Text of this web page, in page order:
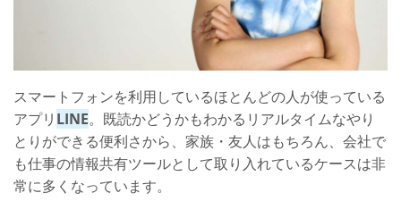
スマートフォンを利用しているほとんどの人が使っている
アプリ LINE。既読かどうかもわかるリアルタイムなやり
とりができる便利さから、家族・友人はもちろん、会社で
も仕事の情報共有ツールとして取り入れているケースは非
常に多くなっています。